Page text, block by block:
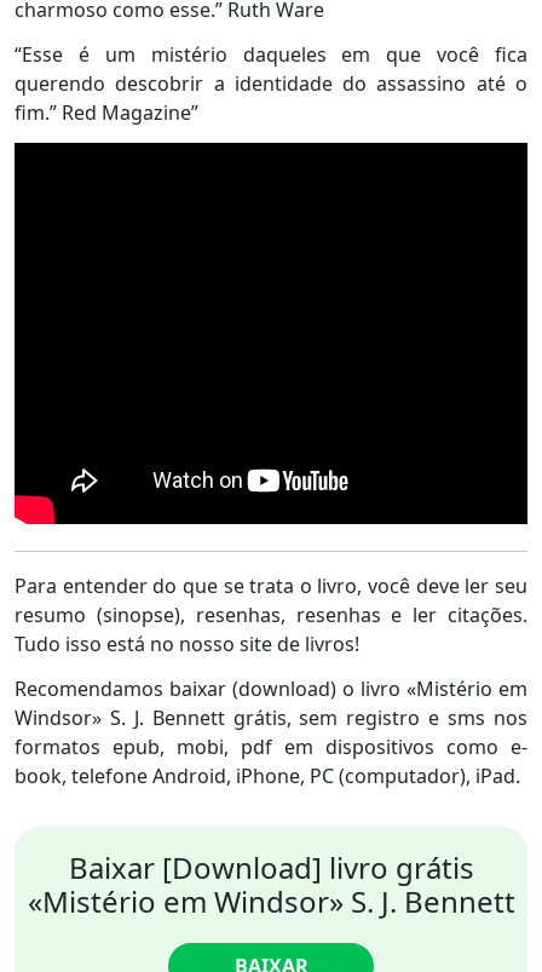
charmoso como esse.” Ruth Ware
“Esse é um mistério daqueles em que você fica
querendo descobrir a identidade do assassino até o
fim.” Red Magazine”
Para entender do que se trata o livro, você deve ler seu
resumo (sinopse), resenhas, resenhas e ler citações.
Tudo isso está no nosso site de livros!
Recomendamos baixar (download) o livro «Mistério em
Windsor» S. J. Bennett grátis, sem registro e sms nos
formatos epub, mobi, pdf em dispositivos como e-
book, telefone Android, iPhone, PC (computador), iPad.
Baixar [Download] livro grátis
«Mistério em Windsor» S. J. Bennett
BAIXAR